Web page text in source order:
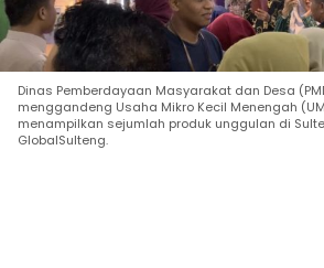
Dinas Pemberdayaan Masyarakat dan Desa
menggandeng Usaha Mikro Kecil Menengah
menampilkan sejumlah produk unggulan di
GlobalSulteng.